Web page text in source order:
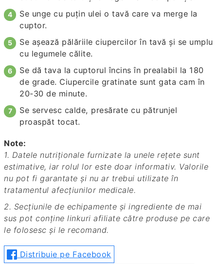
Se unge cu puţin ulei o tavă care va merge la
cuptor.
Se aşează pălăriile ciupercilor în tavă şi se umplu
cu legumele călite.
Se dă tava la cuptorul încins în prealabil la 180
de grade. Ciupercile gratinate sunt gata cam în
20-30 de minute.
Se servesc calde, presărate cu pătrunjel
proaspăt tocat.
Note:
1. Datele nutriționale furnizate la unele rețete sunt
estimative, iar rolul lor este doar informativ. Valorile
nu pot fi garantate și nu ar trebui utilizate în
tratamentul afecțiunilor medicale.
2. Secțiunile de echipamente și ingrediente de mai
sus pot conține linkuri afiliate către produse pe care
le folosesc și le recomand.
Distribuie pe Facebook